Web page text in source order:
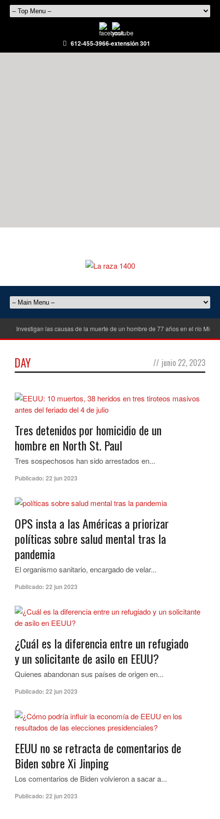
612-455-3966-extensión 301
Investigan las causas de la muerte de un hombre de 77 años en el río
DAY // junio 22, 2023
Tres detenidos por homicidio de un
hombre en North St. Paul
Tres sospechosos han sido arrestados en...
Publicado: 22 jun 2023
OPS insta a las Américas a priorizar
políticas sobre salud mental tras la
pandemia
El organismo sanitario, encargado de velar...
Publicado: 22 jun 2023
¿Cuál es la diferencia entre un refugiado
y un solicitante de asilo en EEUU?
Quienes abandonan sus países de origen en...
Publicado: 22 jun 2023
EEUU no se retracta de comentarios de
Biden sobre Xi Jinping
Los comentarios de Biden volvieron a sacar a...
Publicado: 22 jun 2023